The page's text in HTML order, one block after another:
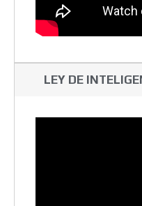
LEY DE